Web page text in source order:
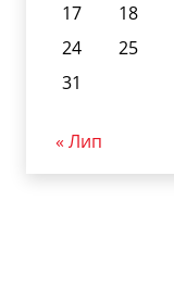
17
18
24
25
31
« Лип